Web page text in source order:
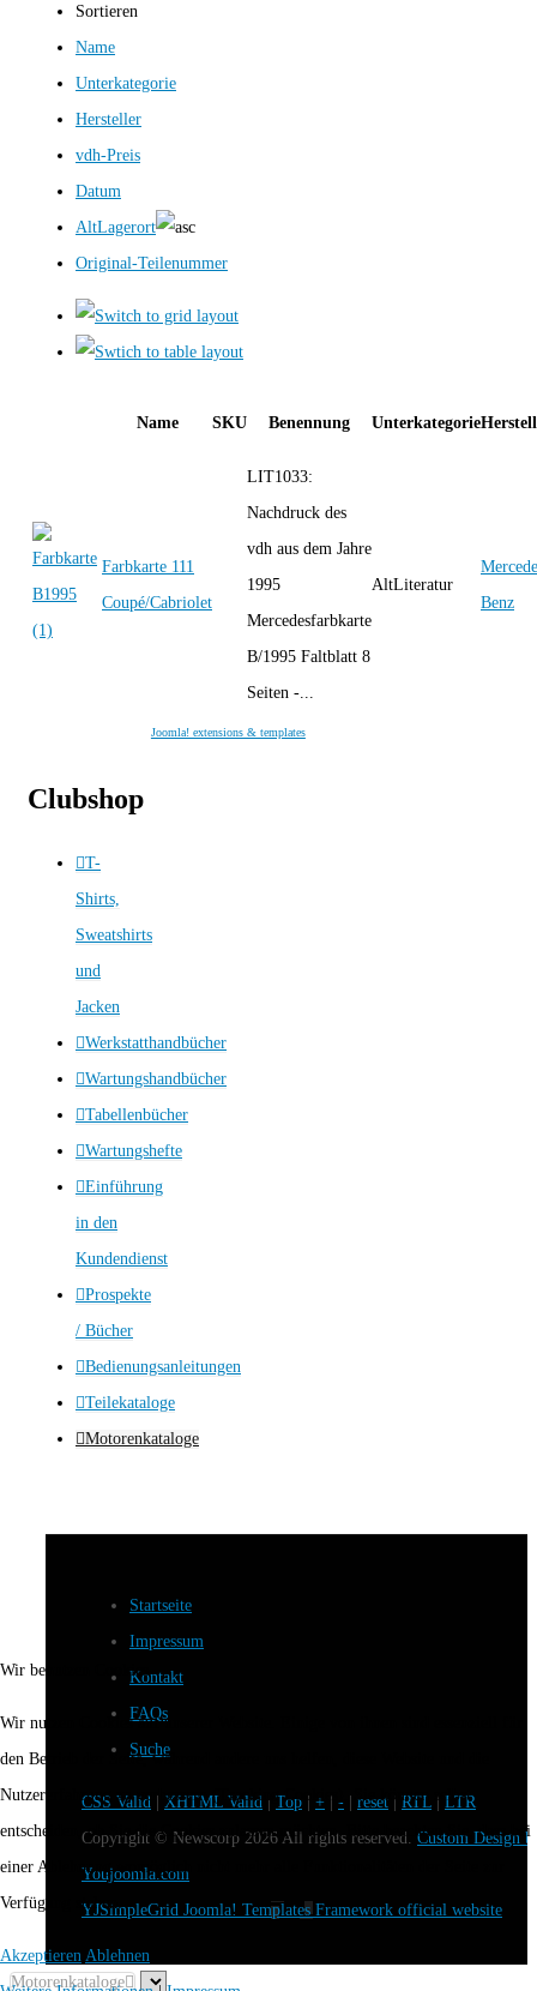
Sortieren
Name
Unterkategorie
Hersteller
vdh-Preis
Datum
AltLagerort
Original-Teilenummer
Name SKU Benennung Unterkategorie
Farbkarte 111
Coupé/Cabriolet
LIT1033:
Nachdruck des
vdh aus dem Jahre
1995
Mercedesfarbkarte
B/1995 Faltblatt 8
Seiten -...
AltLiteratur
Benz
Joomla! extensions & templates
Clubshop
T-
Shirts,
Sweatshirts
und
Jacken
Werkstatthandbücher
Wartungshandbücher
Tabellenbücher
Wartungshefte
Einführung
in den
Kundendienst
Prospekte
/ Bücher
Bedienungsanleitungen
Teilekataloge
Motorenkataloge
Startseite
Impressum
Kontakt
FAQs
Suche
CSS Valid XHTML Valid | Top | + - reset | RTL | LTR
Copyright © Newscorp 2026 All rights reserved. Custom Design
Youjoomla.com
YJSimpleGrid Joomla! Templates Framework official website
Motorenkataloge
Wir benutzen Cookies
Wir nutzen Cookies auf unserer Website. Einige von ihnen sind essenziell für
den Betrieb der Seite, während andere uns helfen, diese Website und die
Nutzererfahrung zu verbessern (Tracking Cookies). Sie können selbst
entscheiden, ob Sie die Cookies zulassen möchten. Bitte beachten Sie, dass bei
einer Ablehnung womöglich nicht mehr alle Funktionalitäten der Seite zur
Verfügung stehen.
Akzeptieren Ablehnen